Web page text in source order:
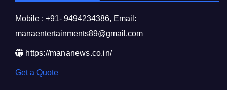
Mobile : +91- 9494234386, Email:
manaentertainments89@gmail.com
https://mananews.co.in/
Get a Quote